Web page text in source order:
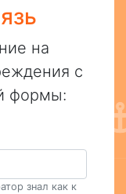
на
с
формы:
знал как к